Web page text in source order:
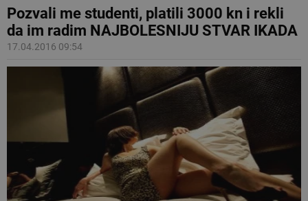
Pozvali me studenti, platili 3000 kn i rekli
da im radim NAJBOLESNIJU STVAR IKADA
17.04.2016 09:54